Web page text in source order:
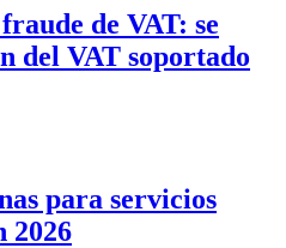
de VAT: se
del VAT soportado
para servicios
2026